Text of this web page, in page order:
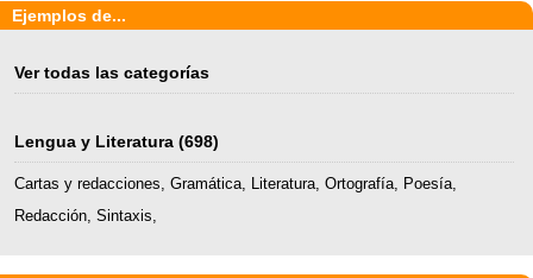
Ejemplos de...
Ver todas las categorías
Lengua y Literatura (698)
Cartas y redacciones, Gramática, Literatura, Ortografía, Poesía,
Redacción, Sintaxis,